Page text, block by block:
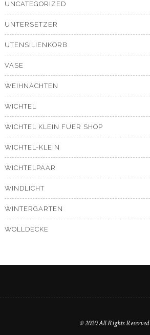
UNCATEGORIZED
UNTERSETZER
UTENSILIENKORB
VASE
WEIHNACHTEN
WICHTEL
WICHTEL KLEIN FUER SHOP
WICHTEL-KLEIN
WICHTELPAAR
WINDLICHT
WINTERGARTEN
WOLLDECKE
© 2020 All Rights Reserved